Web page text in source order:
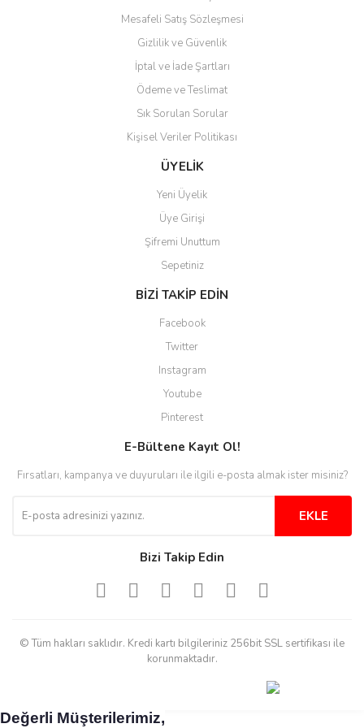
Gönder
Ürünler kategorize, başlıklar
kolaylaşıyor. Yani site de
hazırlanmış çok düzenli bir site.
derecede beğendim
Kolay ve hizli alisveris
Mesafeli Satış Sözleşmesi
Gizlilik ve Güvenlik
İptal ve İade Şartları
Ödeme ve Teslimat
Sık Sorulan Sorular
Kişisel Veriler Politikası
ÜYELİK
Yeni Üyelik
Üye Girişi
Şifremi Unuttum
Sepetiniz
BİZİ TAKİP EDİN
Facebook
Twitter
Instagram
Youtube
Pinterest
E-Bültene Kayıt Ol!
Fırsatları, kampanya ve duyuruları ile ilgili e-posta almak ister misiniz?
EKLE
Bizi Takip Edin
© Tüm hakları saklıdır. Kredi kartı bilgileriniz 256bit SSL sertifikası ile
korunmaktadır.
Değerli Müşterilerimiz,